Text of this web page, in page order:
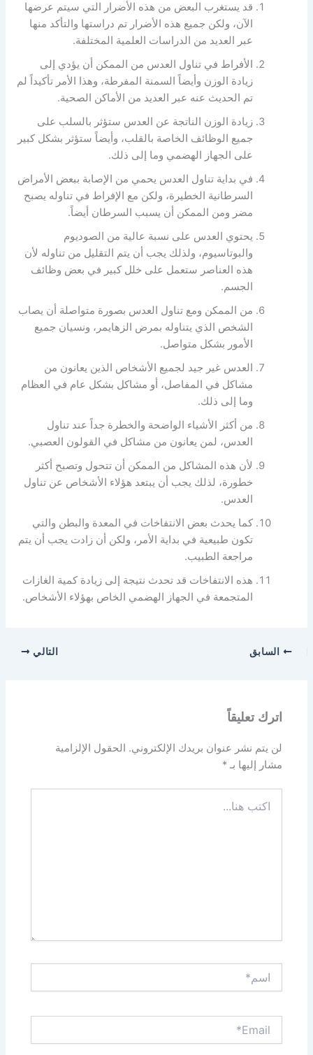
قد يستغرب البعض من هذه الأضرار التي سيتم عرضها
الآن، ولكن جميع هذه الأضرار تم دراستها والتأكد منها
عبر العديد من الدراسات العلمية المختلفة.
الأفراط في تناول العدس من الممكن أن يؤدي إلى
زيادة الوزن وأيضاً السمنة المفرطة، وهذا الأمر تأكيداً لم
تم الحديث عنه عبر العديد من الأماكن الصحية.
زيادة الوزن الناتجة عن العدس ستؤثر بالسلب على
جميع الوظائف الخاصة بالقلب، وأيضاً ستؤثر بشكل كبير
على الجهاز الهضمي وما إلى ذلك.
في بداية تناول العدس يحمي من الإصابة ببعض الأمراض
السرطانية الخطيرة، ولكن مع الإفراط في تناوله يصبح
مضر ومن الممكن أن يسبب السرطان أيضاً.
يحتوي العدس على نسبة عالية من الصوديوم
والبوتاسيوم، ولذلك يجب أن يتم التقليل من تناوله لأن
هذه العناصر ستعمل على خلل كبير في بعض وظائف
الجسم.
من الممكن ومع تناول العدس بصورة متواصلة أن يصاب
الشخص الذي يتناوله بمرض الزهايمر، ونسيان جميع
الأمور بشكل متواصل.
العدس غير جيد لجميع الأشخاص الذين يعانون من
مشاكل في المفاصل، أو مشاكل بشكل عام في العظام
وما إلى ذلك.
من أكثر الأشياء الواضحة والخطرة جداً عند تناول
العدس، لمن يعانون من مشاكل في القولون العصبي.
لأن هذه المشاكل من الممكن أن تتحول وتصبح أكثر
خطورة، لذلك يجب أن يبتعد هؤلاء الأشخاص عن تناول
العدس.
كما يحدث بعض الانتفاخات في المعدة والبطن والتي
تكون طبيعية في بداية الأمر، ولكن أن زادت يجب أن يتم
مراجعة الطبيب.
هذه الانتفاخات قد تحدث نتيجة إلى زيادة كمية الغازات
المتجمعة في الجهاز الهضمي الخاص بهؤلاء الأشخاص.
السابق التالي
اترك تعليقاً
لن يتم نشر عنوان بريدك الإلكتروني. الحقول الإلزامية
مشار إليها بـ*
هنا...